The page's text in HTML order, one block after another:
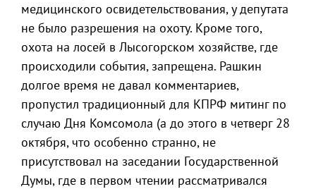
медицинского освидетельствования, у депутата
не было разрешения на охоту. Кроме того,
охота на лосей в Лысогорском хозяйстве, где
происходили события, запрещена. Рашкин
долгое время не давал комментариев,
пропустил традиционный для КПРФ митинг по
случаю Дня Комсомола (а до этого в четверг 28
октября, что особенно странно, не
присутствовал на заседании Государственной
Думы, где в первом чтении рассматривался